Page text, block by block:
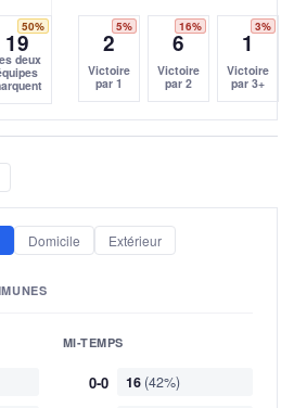
50%
19
deux
5%
2
Victoire
par 1
16%
6
Victoire
par 2
3%
1
Victoire
par 3+
Domicile Extérieur
MI-TEMPS
0-0 16 (42%)